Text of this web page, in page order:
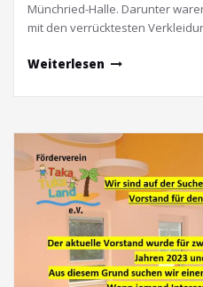
Münchried-Halle. Darunter
mit den verrücktesten
Weiterlesen